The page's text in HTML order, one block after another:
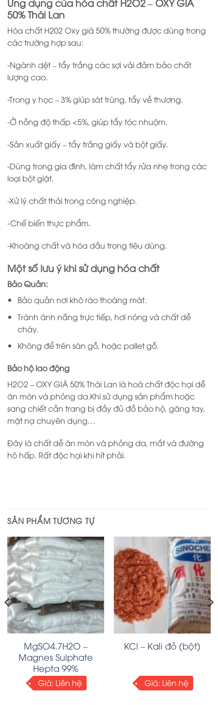
50% Thái Lan
Hóa chất H202 Oxy già 50% thường được dùng trong
các trường hợp sau:
-Ngành dệt – tẩy trắng các sợi vải đảm bảo chất
lượng cao.
-Trong y học – 3% giúp sát trùng, tẩy về thương.
-Ở nồng độ thấp <5%, giúp tẩy tóc nhuộm.
-Sản xuất giấy – tẩy trắng giấy và bột giấy.
-Dùng trong gia đình, làm chất tẩy rửa nhẹ trong các
loại bột giặt.
-Xử lý chất thải trong công nghiệp.
-Chế biến thực phẩm.
-Khoáng chất và hóa dầu trong tiêu dùng.
Một số lưu ý khi sử dụng hóa chất
Bảo Quản:
Bảo quản nơi khô ráo thoáng mát.
Tránh ánh nắng trực tiếp, hơi nóng và chất dễ
cháy.
Không để trên sàn gỗ, hoặc pallet gỗ.
Bảo hộ lao động
H2O2 – OXY GIÀ 50% Thái Lan là hoá chất độc hại dễ
ăn mòn và phỏng da.Khi sử dụng sản phẩm hoặc
sang chiết cần trang bị đầy đủ đồ bảo hộ, găng tay,
mặt nạ chuyên dụng…
Đây là chất dễ ăn mòn và phỏng da, mắt và đường
hô hấp. Rất độc hại khi hít phải.
SẢN PHẨM TƯƠNG TỰ
MgSO4.7H2O –
Magnes Sulphate
Hepta 99%
Giá: Liên hệ
KCl – Kali đỏ (bột)
Giá: Liên hệ